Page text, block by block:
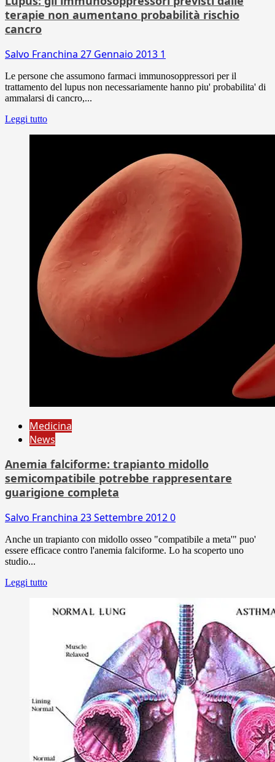
terapie non aumentano probabilità rischio
cancro
Salvo Franchina 27 Gennaio 2013 1
Le persone che assumono farmaci immunosoppressori per il
trattamento del lupus non necessariamente hanno piu' probabilita' di
ammalarsi di cancro,...
Leggi tutto
Medicina
News
Anemia falciforme: trapianto midollo
semicompatibile potrebbe rappresentare
guarigione completa
Salvo Franchina 23 Settembre 20120
Anche un trapianto con midollo osseo "compatibile a meta'" puo'
essere efficace contro l'anemia falciforme. Lo ha scoperto uno
studio...
Leggi tutto